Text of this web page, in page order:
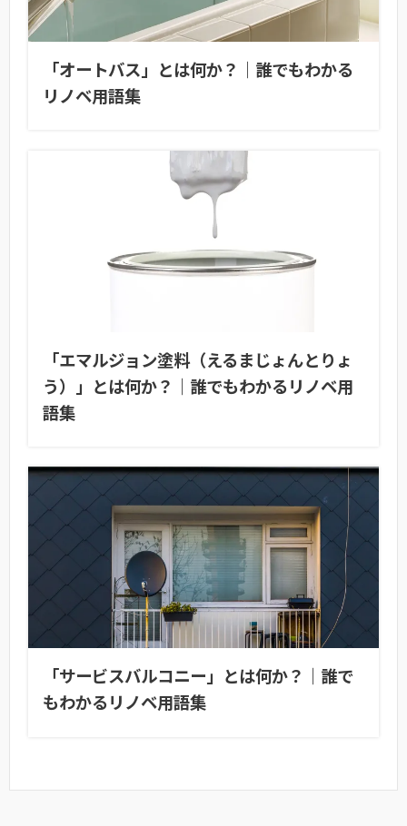
「オートバス」とは何か？｜誰でもわかる
リノベ用語集
「エマルジョン塗料（えるまじょんとりょ
う）」とは何か？｜誰でもわかるリノベ用
語集
「サービスバルコニー」とは何か？｜誰で
もわかるリノベ用語集